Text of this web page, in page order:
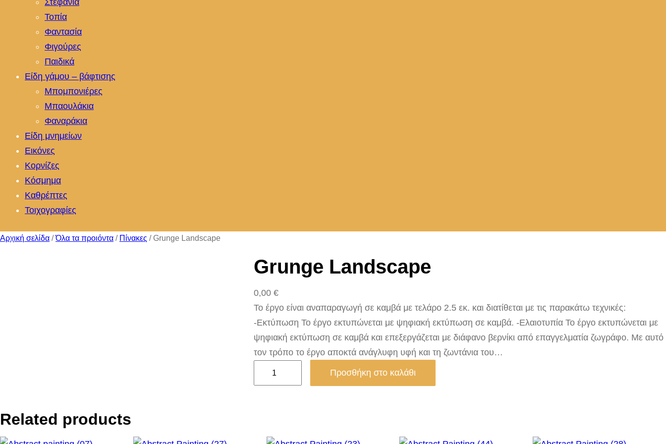
Στεφάνια
Τοπία
Φαντασία
Φιγούρες
Παιδικά
Είδη γάμου – βάφτισης
Μπομπονιέρες
Μπαουλάκια
Φαναράκια
Είδη μνημείων
Εικόνες
Κορνίζες
Κόσμημα
Καθρέπτες
Τοιχογραφίες
Αρχική σελίδα /Όλα τα προιόντα / Πίνακες / Grunge Landscape
Grunge Landscape
0,00 €
Το έργο είναι αναπαραγωγή σε καμβά με τελάρο 2.5 εκ. και διατίθεται με τις παρακάτω τεχνικές:
-Εκτύπωση Το έργο εκτυπώνεται με ψηφιακή εκτύπωση σε καμβά. -Ελαιοτυπία Το έργο εκτυπώνεται με
ψηφιακή εκτύπωση σε καμβά και επεξεργάζεται με διάφανο βερνίκι από επαγγελματία ζωγράφο. Με αυτό
τον τρόπο το έργο αποκτά ανάγλυφη υφή και τη ζωντάνια του…
Προσθήκη στο καλάθι
Related products